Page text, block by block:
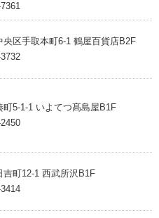
央区手取本町6-1 鶴屋百貨店B2F
町5-1-1 いよてつ髙島屋B1F
吉町12-1 西武所沢B1F